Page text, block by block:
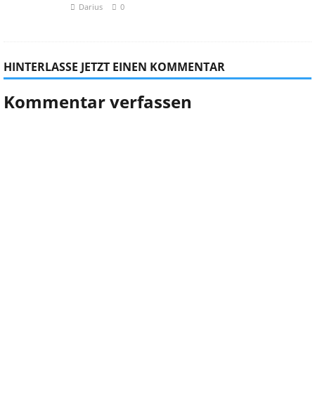
Darius 0
HINTERLASSE JETZT EINEN KOMMENTAR
Kommentar verfassen